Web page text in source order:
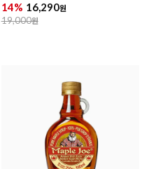
14% 16,290원
19,000원